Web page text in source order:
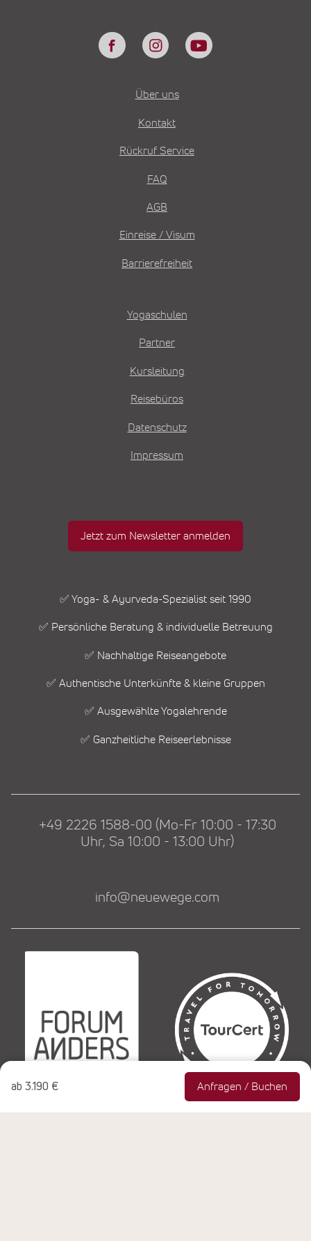
ab 3.190 € Anfragen / Buchen
Über uns
Kontakt
Rückruf Service
FAQ
AGB
Einreise / Visum
Barrierefreiheit
Yogaschulen
Partner
Kursleitung
Reisebüros
Datenschutz
Impressum
Jetzt zum Newsletter anmelden
✅ Yoga- & Ayurveda-Spezialist seit 1990
✅ Persönliche Beratung & individuelle Betreuung
✅ Nachhaltige Reiseangebote
✅ Authentische Unterkünfte & kleine Gruppen
✅ Ausgewählte Yogalehrende
✅ Ganzheitliche Reiseerlebnisse
+49 2226 1588-00 (Mo-Fr 10:00 - 17:30
Uhr, Sa 10:00 - 13:00 Uhr)
info@neuewege.com